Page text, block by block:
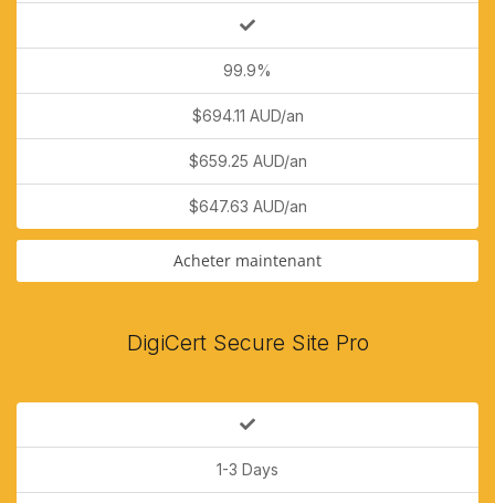
99.9%
$694.11 AUD/an
$659.25 AUD/an
$647.63 AUD/an
Acheter maintenant
DigiCert Secure Site Pro
1-3 Days